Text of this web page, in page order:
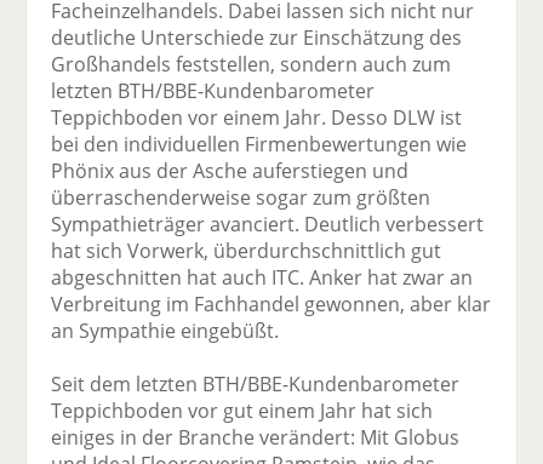
Facheinzelhandels. Dabei lassen sich nicht nur
deutliche Unterschiede zur Einschätzung des
Großhandels feststellen, sondern auch zum
letzten BTH/BBE-Kundenbarometer
Teppichboden vor einem Jahr. Desso DLW ist
bei den individuellen Firmenbewertungen wie
Phönix aus der Asche auferstiegen und
überraschenderweise sogar zum größten
Sympathieträger avanciert. Deutlich verbessert
hat sich Vorwerk, überdurchschnittlich gut
abgeschnitten hat auch ITC. Anker hat zwar an
Verbreitung im Fachhandel gewonnen, aber klar
an Sympathie eingebüßt.
Seit dem letzten BTH/BBE-Kundenbarometer
Teppichboden vor gut einem Jahr hat sich
einiges in der Branche verändert: Mit Globus